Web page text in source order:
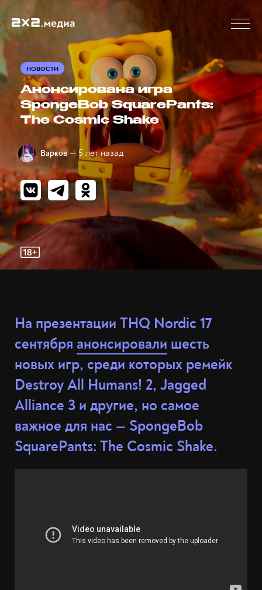
НОВОСТИ
Анонсирована игра
SpongeBob SquarePants:
The Cosmic Shake
Варков — 5 лет назад
На презентации THQ Nordic 17
сентября анонсировали шесть
новых игр, среди которых ремейк
Destroy All Humans! 2, Jagged
Alliance 3 и другие, но самое
важное для нас — SpongeBob
SquarePants: The Cosmic Shake.